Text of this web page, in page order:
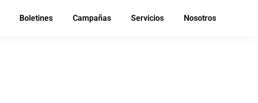
Boletines Campañas Servicios Nosotros